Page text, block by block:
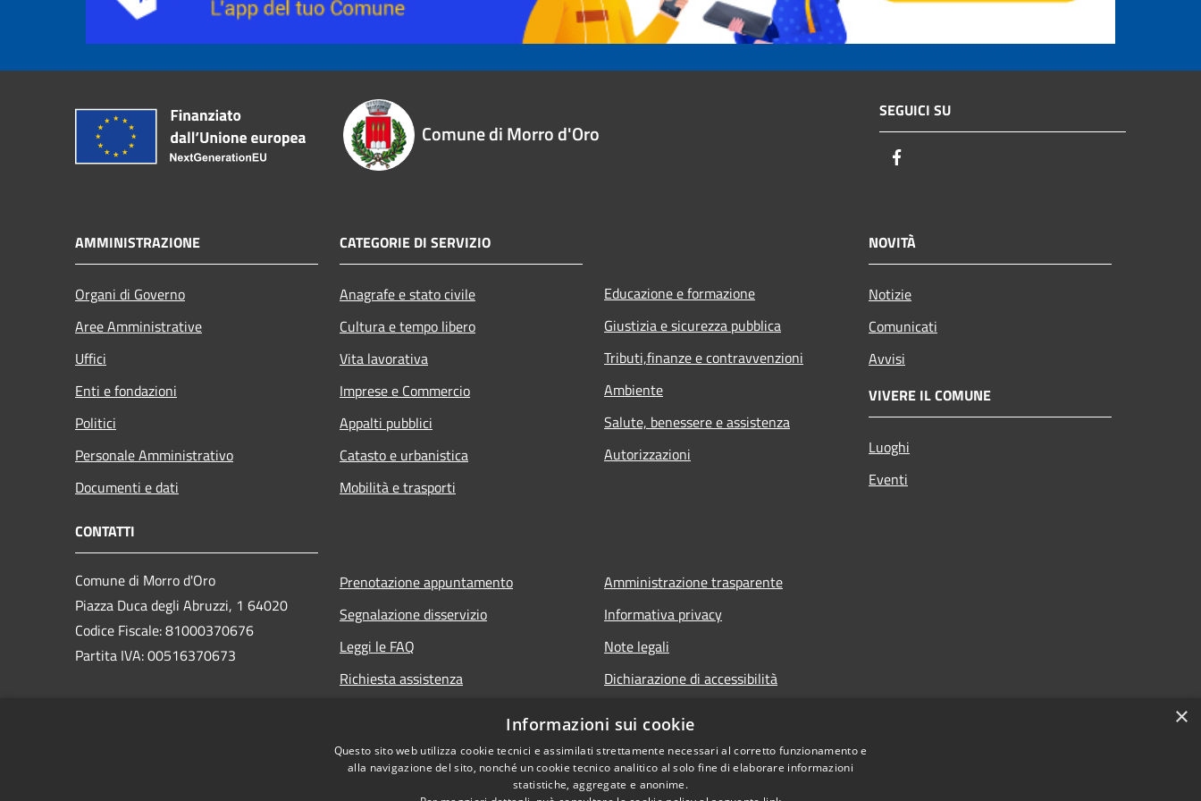
Comune di Morro d'Oro
SEGUICI SU
AMMINISTRAZIONE
Organi di Governo
Aree Amministrative
Uffici
Enti e fondazioni
Politici
Personale Amministrativo
Documenti e dati
CATEGORIE DI SERVIZIO
Anagrafe e stato civile
Cultura e tempo libero
Vita lavorativa
Imprese e Commercio
Appalti pubblici
Catasto e urbanistica
Mobilità e trasporti
Educazione e formazione
Giustizia e sicurezza pubblica
Tributi,finanze e contravvenzioni
Ambiente
Salute, benessere e assistenza
Autorizzazioni
NOVITÀ
Notizie
Comunicati
Avvisi
VIVERE IL COMUNE
Luoghi
Eventi
CONTATTI
Comune di Morro d'Oro
Piazza Duca degli Abruzzi, 1 64020
Codice Fiscale: 81000370676
Partita IVA: 00516370673
Prenotazione appuntamento
Segnalazione disservizio
Leggi le FAQ
Richiesta assistenza
Amministrazione trasparente
Informativa privacy
Note legali
Dichiarazione di accessibilità
×
Informazioni sui cookie
Questo sito web utilizza cookie tecnici e assimilati strettamente necessari al corretto funzionamento e
alla navigazione del sito, nonché un cookie tecnico analitico al solo fine di elaborare informazioni
statistiche, aggregate e anonime.